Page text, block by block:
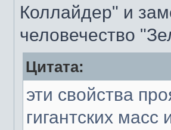
Коллайдер" и
человечество
Цитата:
эти свойства
гигантских